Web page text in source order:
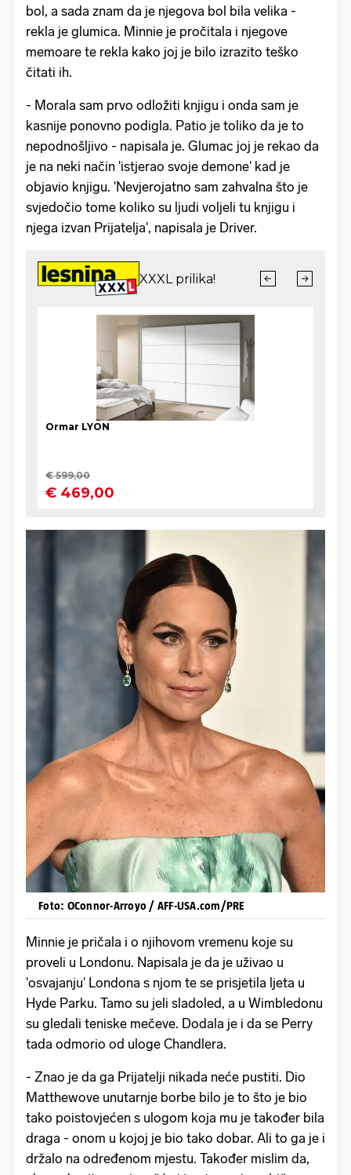
bol, a sada znam da je njegova bol bila velika -
rekla je glumica. Minnie je pročitala i njegove
memoare te rekla kako joj je bilo izrazito teško
čitati ih.
- Morala sam prvo odložiti knjigu i onda sam je
kasnije ponovno podigla. Patio je toliko da je to
nepodnošljivo - napisala je. Glumac joj je rekao da
je na neki način 'istjerao svoje demone' kad je
objavio knjigu. 'Nevjerojatno sam zahvalna što je
svjedočio tome koliko su ljudi voljeli tu knjigu i
njega izvan Prijatelja', napisala je Driver.
Foto: OConnor-Arroyo / AFF-USA.com/PRE
Minnie je pričala i o njihovom vremenu koje su
proveli u Londonu. Napisala je da je uživao u
'osvajanju' Londona s njom te se prisjetila ljeta u
Hyde Parku. Tamo su jeli sladoled, a u Wimbledonu
su gledali teniske mečeve. Dodala je i da se Perry
tada odmorio od uloge Chandlera.
- Znao je da ga Prijatelji nikada neće pustiti. Dio
Matthewove unutarnje borbe bilo je to što je bio
tako poistovjećen s ulogom koja mu je također bila
draga - onom u kojoj je bio tako dobar. Ali to ga je i
držalo na određenom mjestu. Također mislim da,